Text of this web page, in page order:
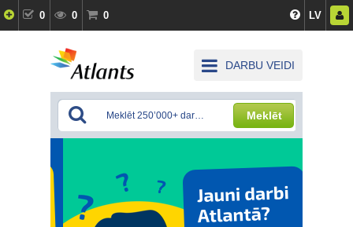
0 0 0 LV
DARBU VEIDI
Meklēt